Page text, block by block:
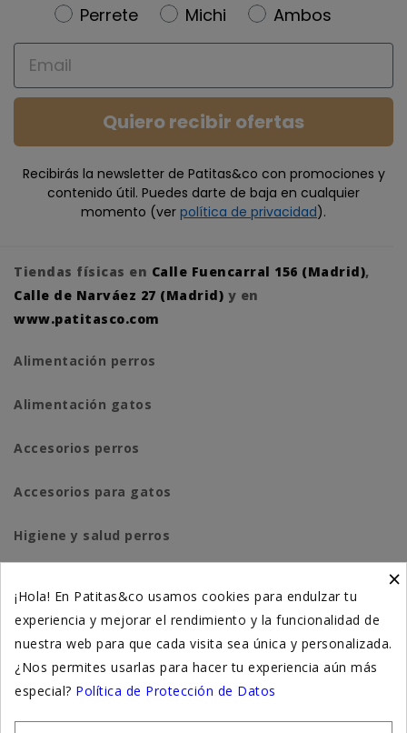
Newsletter
Perrete Michi
Ambos
Email
Quiero recibir ofertas
Recibirás la newsletter de Patitas&co con promociones y
contenido útil. Puedes darte de baja en cualquier
momento (ver política de privacidad).
Tiendas físicas en Calle Fuencarral 156 (Madrid),
Calle de Narváez 27 (Madrid) y en
www.patitasco.com
Alimentación perros
Alimentación gatos
Accesorios perros
Accesorios para gatos
Higiene y salud perros
Suplementación natural
Otros
×
¡Hola! En Patitas&co usamos cookies para endulzar tu
experiencia y mejorar el rendimiento y la funcionalidad de
nuestra web para que cada visita sea única y personalizada.
¿Nos permites usarlas para hacer tu experiencia aún más
especial? Política de Protección de Datos